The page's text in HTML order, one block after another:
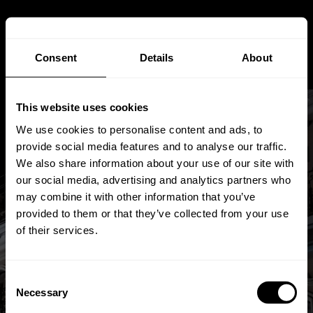
Consent Details About
This website uses cookies
We use cookies to personalise content and ads, to
provide social media features and to analyse our traffic.
We also share information about your use of our site with
our social media, advertising and analytics partners who
may combine it with other information that you’ve
provided to them or that they’ve collected from your use
of their services.
Consent
Selection
Necessary
Aktuelle Trends im Bereich
Isolierglas: Innovationen aus